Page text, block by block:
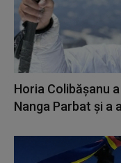
Horia Colibăşanu
Nanga Parbat şi a